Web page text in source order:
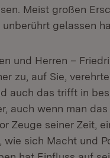
Meist großen
gelassen
und Herren –
zu, auf Sie,
auch das trifft in
auch wenn man
Zeuge seiner Zeit,
wie sich Macht und